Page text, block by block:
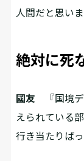
人間だと思いま
絶対に死
國友 『国境デ
えられている
行き当たりば